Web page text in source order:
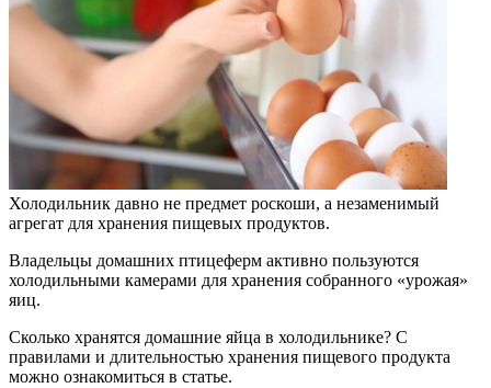
Холодильник давно не предмет роскоши, а незаменимый
агрегат для хранения пищевых продуктов.
Владельцы домашних птицеферм активно пользуются
холодильными камерами для хранения собранного «урожая»
яиц.
Сколько хранятся домашние яйца в холодильнике? С
правилами и длительностью хранения пищевого продукта
можно ознакомиться в статье.